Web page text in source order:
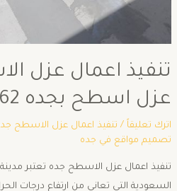
تنفيذ اعمال عزل
عزل اسطح بجده 0502722462
اترك تعليقاً / تنفيذ اعمال عزل الاسطح
تصميم مواقع في جده
تنفيذ اعمال عزل الاسطح جده تعتبر
السعودية التي تعاني من ارتفاع درجات